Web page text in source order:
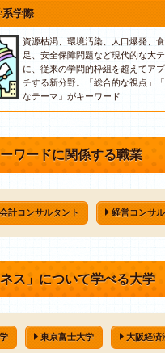
系学際
資源枯渇、環境汚染、人口爆発、
足、安全保障問題など現代的な大
に、従来の学問的枠組を超えてア
チする新分野。「総合的な視点」
なテーマ」がキーワード
ワードに関係する職業
計コンサルタント 経営コンサ
ネス」について学べる大学
東京富士大学 大阪経済